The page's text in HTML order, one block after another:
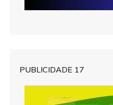
PUBLICIDADE 17